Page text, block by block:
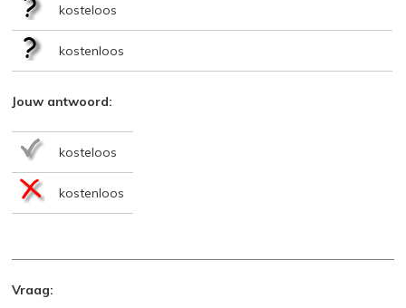
kosteloos
kostenloos
Jouw antwoord:
kosteloos
kostenloos
Vraag: